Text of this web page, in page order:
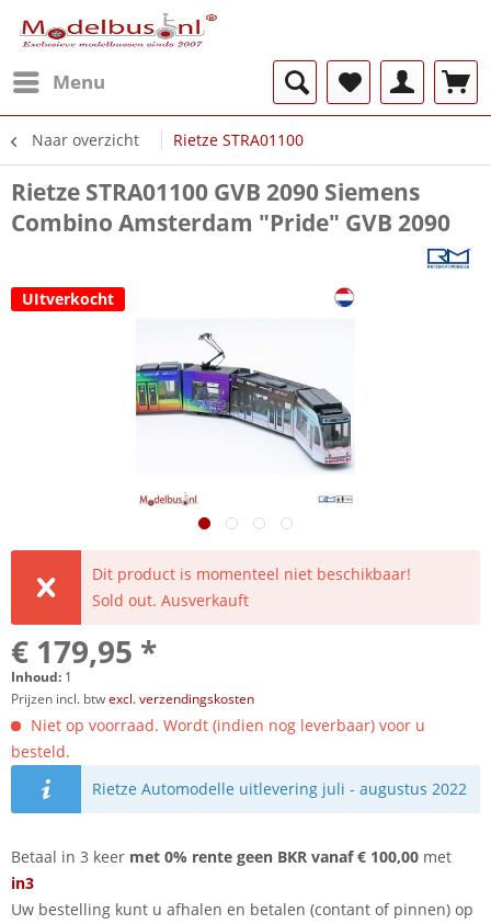
Menu
Naar overzicht Rietze STRA01100
Rietze STRA01100 GVB 2090 Siemens
Combino Amsterdam "Pride" GVB 2090
UItverkocht
Dit product is momenteel niet beschikbaar!
Sold out. Ausverkauft
€ 179,95 *
Inhoud: 1
Prijzen incl. btwexcl. verzendingskosten
Niet op voorraad. Wordt (indien nog leverbaar) voor u
besteld.
Rietze Automodelle uitlevering juli - augustus 2022
Betaal in 3 keer met 0% rente geen BKR vanaf € 100,00 met
in3
Uw bestelling kunt u afhalen en betalen (contant of pinnen) op